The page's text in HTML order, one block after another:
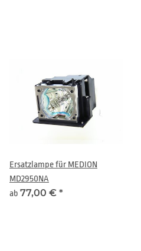
Ersatzlampe für MEDION
MD2950NA
ab 77,00 € *